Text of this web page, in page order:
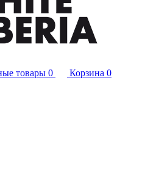
товары 0 Корзина 0